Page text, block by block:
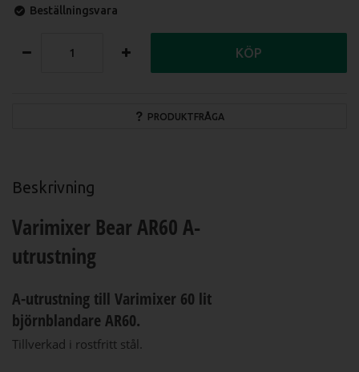
Beställningsvara
PRODUKTFRÅGA
KÖP
Beskrivning
Varimixer Bear AR60 A-
utrustning
A-utrustning till Varimixer 60 lit
björnblandare AR60.
Tillverkad i rostfritt stål.